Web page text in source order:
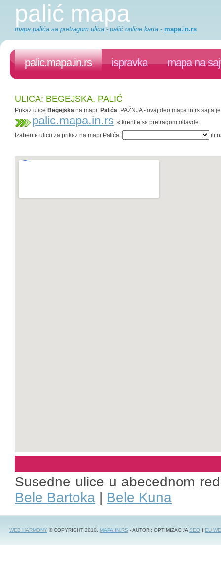
palić mapa
mapa palića sa pretragom ulica - palić online karta - mapa.in.rs
palic.mapa.in.rs ispravka mapa na
ULICA: BEGEJSKA, PALIĆ
Prikaz ulice Begejska na mapi. Palića. PAŽNJA - ovaj deo mapa.in.rs sajta
palic.mapa.in.rs. « krenite sa pretragom odavde
Izaberite ulicu za prikaz na mapi Palića:
ili
Susedne ulice u abecednom
Bele Bartoka | Bele Kuna
WEB HARMONY © COPYRIGHT 2010. MAPA.IN.RS - AUTORI: OPTIMIZACIJASEO I EU